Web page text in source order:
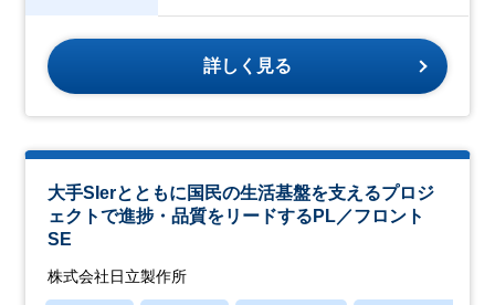
詳しく見る
大手SIerとともに国民の生活基盤を支えるプロジ
ェクトで進捗・品質をリードするPL／フロント
SE
株式会社日立製作所